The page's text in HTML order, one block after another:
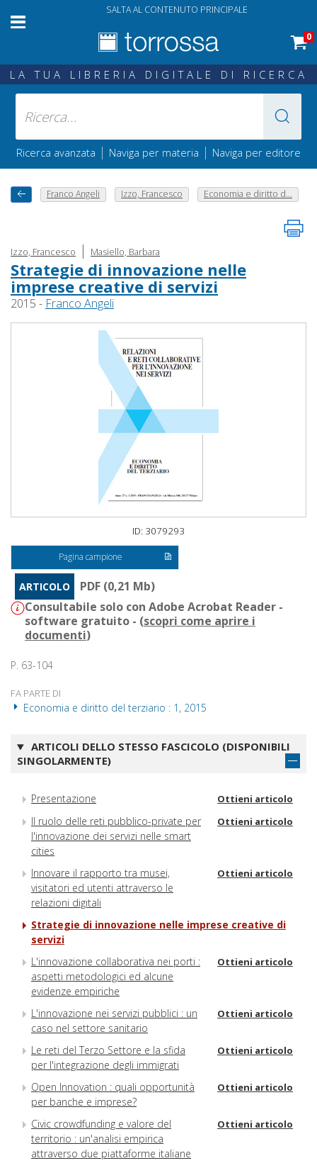
SALTA AL CONTENUTO PRINCIPALE
0
LA TUA LIBRERIA DIGITALE DI RICERCA
Ricerca avanzata | Naviga per materia | Naviga per editore
Franco Angeli Izzo, Francesco Economia e diritto d...
Izzo, Francesco | Masiello, Barbara
Strategie di innovazione nelle
imprese creative di servizi
2015 - Franco Angeli
ID: 3079293
Pagina campione
ARTICOLO
PDF (0,21 Mb)
Consultabile solo con Adobe Acrobat Reader -
software gratuito - (scopri come aprire i
documenti)
P. 63-104
FA PARTE DI
Economia e diritto del terziario : 1, 2015
ARTICOLI DELLO STESSO FASCICOLO (DISPONIBILI
SINGOLARMENTE)
Presentazione Ottieni articolo
Il ruolo delle reti pubblico-private per
l'innovazione dei servizi nelle smart
cities
Ottieni articolo
Innovare il rapporto tra musei,
visitatori ed utenti attraverso le
relazioni digitali
Ottieni articolo
Strategie di innovazione nelle imprese creative di
servizi
L'innovazione collaborativa nei porti :
aspetti metodologici ed alcune
evidenze empiriche
Ottieni articolo
L'innovazione nei servizi pubblici : un
caso nel settore sanitario
Ottieni articolo
Le reti del Terzo Settore e la sfida
per l'integrazione degli immigrati
Ottieni articolo
Open Innovation : quali opportunità
per banche e imprese?
Ottieni articolo
Civic crowdfunding e valore del
territorio : un'analisi empirica
attraverso due piattaforme italiane
Ottieni articolo